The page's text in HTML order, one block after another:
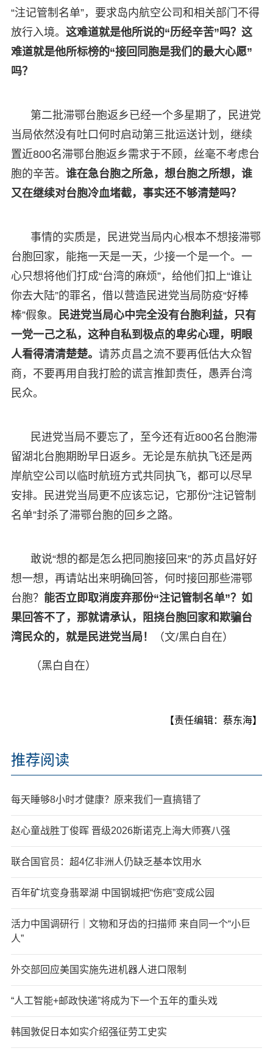
“注记管制名单”，要求岛内航空公司和相关部门不得
放行入境。 这难道就是他所说的“历经辛苦”吗？这
难道就是他所标榜的“接回同胞是我们的最大心愿”
吗？
第二批滞鄂台胞返乡已经一个多星期了，民进党
当局依然没有吐口何时启动第三批运送计划，继续
置近800名滞鄂台胞返乡需求于不顾，丝毫不考虑台
胞的辛苦。 谁在急台胞之所急，想台胞之所想，谁
又在继续对台胞冷血堵截，事实还不够清楚吗？
事情的实质是，民进党当局内心根本不想接滞鄂
台胞回家，能拖一天是一天，少接一个是一个。一
心只想将他们打成“台湾的麻烦”，给他们扣上“谁让
你去大陆”的罪名，借以营造民进党当局防疫“好棒
棒”假象。
民进党当局心中完全没有台胞利益，只有
一党一己之私，这种自私到极点的卑劣心理，明眼
人看得清清楚楚。 请苏贞昌之流不要再低估大众智
商，不要再用自我打脸的谎言推卸责任，愚弄台湾
民众。
民进党当局不要忘了，至今还有近800名台胞滞
留湖北台胞期盼早日返乡。无论是东航执飞还是两
岸航空公司以临时航班方式共同执飞，都可以尽早
安排。民进党当局更不应该忘记，它那份“注记管制
名单”封杀了滞鄂台胞的回乡之路。
敢说“想的都是怎么把同胞接回来”的苏贞昌好好
想一想，再请站出来明确回答，何时接回那些滞鄂
台胞？ 能否立即取消废弃那份“注记管制名单”？如
果回答不了，那就请承认，阻挠台胞回家和欺骗台
湾民众的，就是民进党当局！
（文/黑白自在）
（黑白自在）
【责任编辑：蔡东海】
推荐阅读
每天睡够8小时才健康？原来我们一直搞错了
赵心童战胜丁俊晖 晋级2026斯诺克上海大师赛八强
联合国官员：超4亿非洲人仍缺乏基本饮用水
百年矿坑变身翡翠湖 中国钢城把“伤疤”变成公园
活力中国调研行｜文物和牙齿的扫描师 来自同一个“小巨
人”
外交部回应美国实施先进机器人进口限制
“人工智能+邮政快递”将成为下一个五年的重头戏
韩国敦促日本如实介绍强征劳工史实